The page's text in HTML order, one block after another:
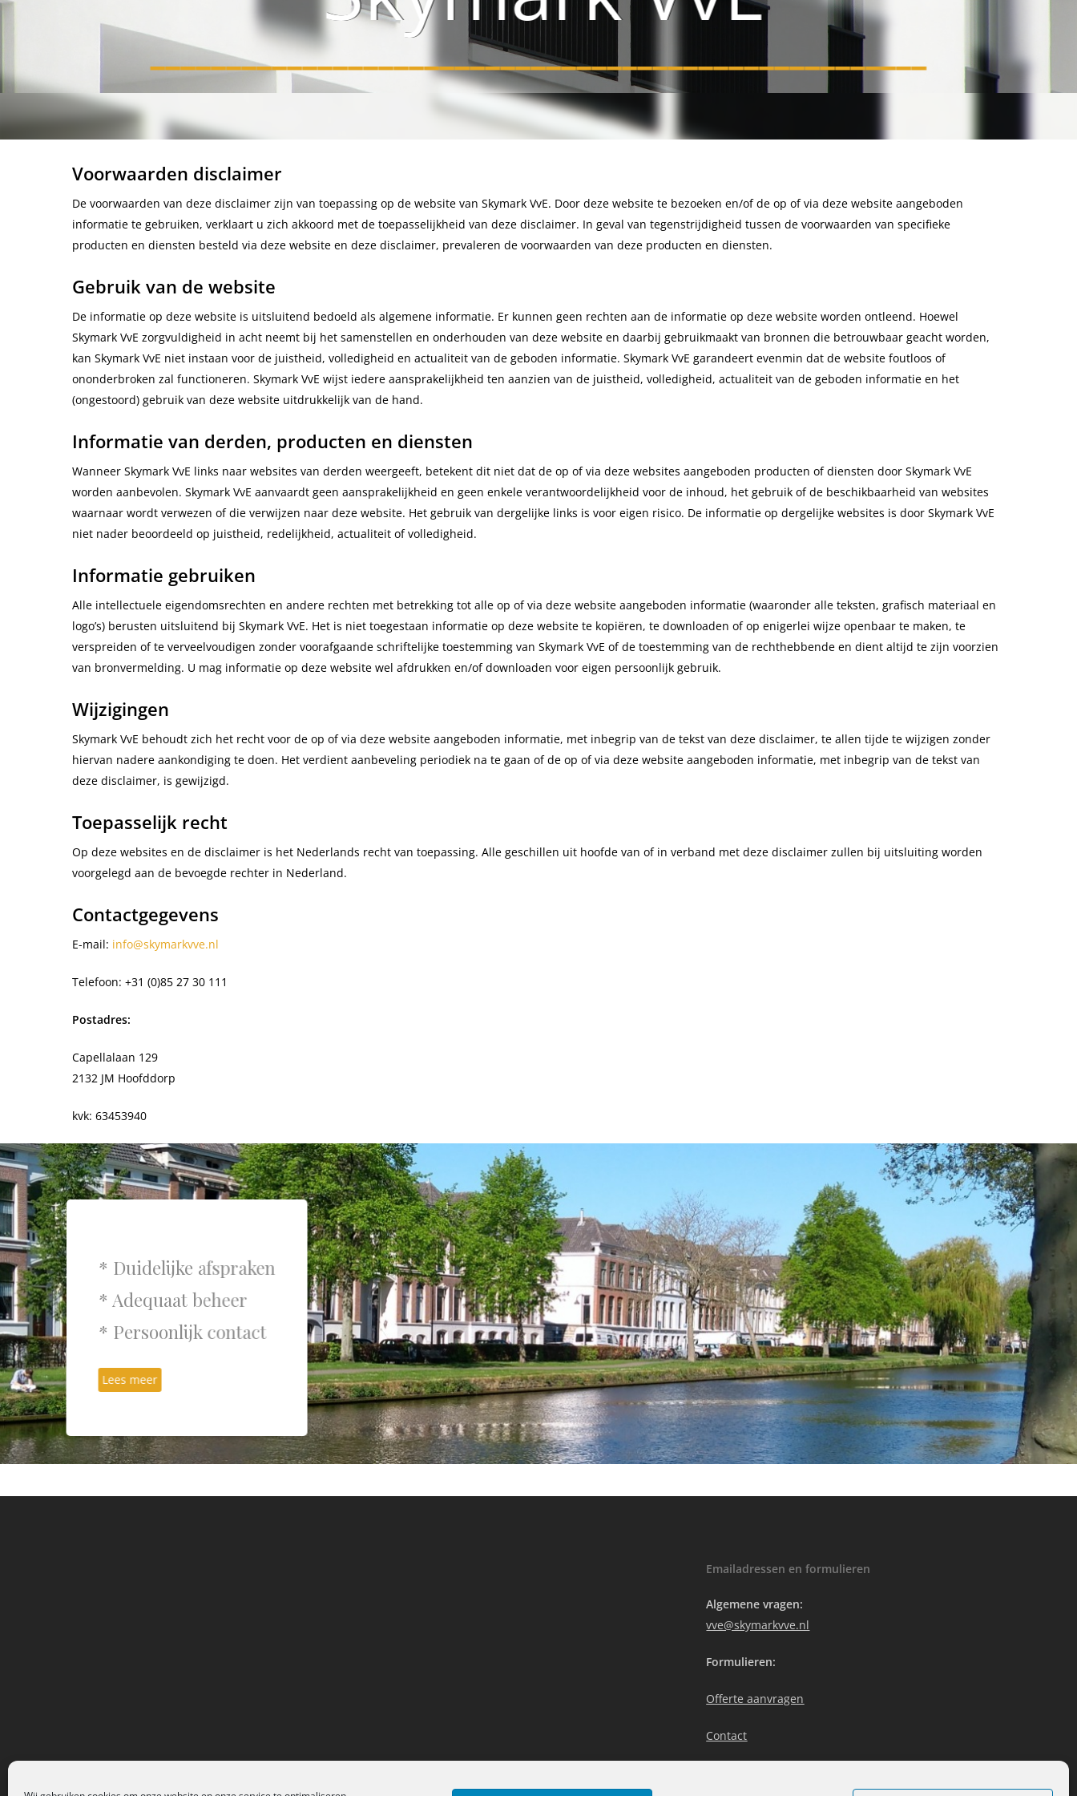
___________________________________________________
Voorwaarden disclaimer
De voorwaarden van deze disclaimer zijn van toepassing op de website van Skymark VvE. Door deze website te bezoeken en/of de op of via deze website aangeboden
informatie te gebruiken, verklaart u zich akkoord met de toepasselijkheid van deze disclaimer. In geval van tegenstrijdigheid tussen de voorwaarden van specifieke
producten en diensten besteld via deze website en deze disclaimer, prevaleren de voorwaarden van deze producten en diensten.
Gebruik van de website
De informatie op deze website is uitsluitend bedoeld als algemene informatie. Er kunnen geen rechten aan de informatie op deze website worden ontleend. Hoewel
Skymark VvE zorgvuldigheid in acht neemt bij het samenstellen en onderhouden van deze website en daarbij gebruikmaakt van bronnen die betrouwbaar geacht worden,
kan Skymark VvE niet instaan voor de juistheid, volledigheid en actualiteit van de geboden informatie. Skymark VvE garandeert evenmin dat de website foutloos of
ononderbroken zal functioneren. Skymark VvE wijst iedere aansprakelijkheid ten aanzien van de juistheid, volledigheid, actualiteit van de geboden informatie en het
(ongestoord) gebruik van deze website uitdrukkelijk van de hand.
Informatie van derden, producten en diensten
Wanneer Skymark VvE links naar websites van derden weergeeft, betekent dit niet dat de op of via deze websites aangeboden producten of diensten door Skymark VvE
worden aanbevolen. Skymark VvE aanvaardt geen aansprakelijkheid en geen enkele verantwoordelijkheid voor de inhoud, het gebruik of de beschikbaarheid van websites
waarnaar wordt verwezen of die verwijzen naar deze website. Het gebruik van dergelijke links is voor eigen risico. De informatie op dergelijke websites is door Skymark VvE
niet nader beoordeeld op juistheid, redelijkheid, actualiteit of volledigheid.
Informatie gebruiken
Alle intellectuele eigendomsrechten en andere rechten met betrekking tot alle op of via deze website aangeboden informatie (waaronder alle teksten, grafisch materiaal en
logo’s) berusten uitsluitend bij Skymark VvE. Het is niet toegestaan informatie op deze website te kopiëren, te downloaden of op enigerlei wijze openbaar te maken, te
verspreiden of te verveelvoudigen zonder voorafgaande schriftelijke toestemming van Skymark VvE of de toestemming van de rechthebbende en dient altijd te zijn voorzien
van bronvermelding. U mag informatie op deze website wel afdrukken en/of downloaden voor eigen persoonlijk gebruik.
Wijzigingen
Skymark VvE behoudt zich het recht voor de op of via deze website aangeboden informatie, met inbegrip van de tekst van deze disclaimer, te allen tijde te wijzigen zonder
hiervan nadere aankondiging te doen. Het verdient aanbeveling periodiek na te gaan of de op of via deze website aangeboden informatie, met inbegrip van de tekst van
deze disclaimer, is gewijzigd.
Toepasselijk recht
Op deze websites en de disclaimer is het Nederlands recht van toepassing. Alle geschillen uit hoofde van of in verband met deze disclaimer zullen bij uitsluiting worden
voorgelegd aan de bevoegde rechter in Nederland.
Contactgegevens
E-mail: info@skymarkvve.nl
Telefoon: +31 (0)85 27 30 111
Postadres:
Capellalaan 129
2132 JM Hoofddorp
kvk: 63453940
* Duidelijke afspraken
* Adequaat beheer
* Persoonlijk contact
Lees meer
Emailadressen en formulieren
Algemene vragen:
vve@skymarkvve.nl
Formulieren:
Offerte aanvragen
Contact